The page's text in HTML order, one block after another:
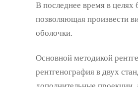
В последнее время в целях
позволяющая произвести
оболочки.
Основной методикой
рентгенография в двух